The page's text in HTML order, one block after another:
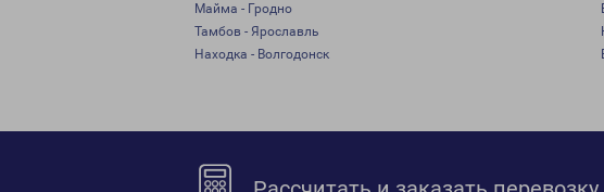
Майма - Гродно
Тамбов - Ярославль
Находка - Волгодонск